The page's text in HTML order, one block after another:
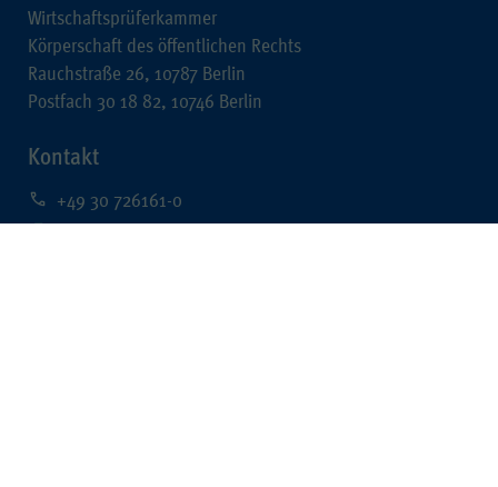
Wirtschaftsprüferkammer
Körperschaft des öffentlichen Rechts
Rauchstraße 26, 10787 Berlin
Postfach 30 18 82, 10746 Berlin
Kontakt
+49 30 726161-0
+49 30 726161-212